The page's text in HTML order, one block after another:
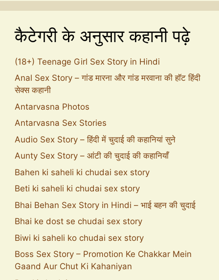
कैटेगरी के अनुसार कहानी पढ़े
(18+) Teenage Girl Sex Story in Hindi
Anal Sex Story – गांड मारना और गांड मरवाना की हॉट हिंदी
सेक्स कहानी
Antarvasna Photos
Antarvasna Sex Stories
Audio Sex Story – हिंदी में चुदाई की कहानियां सुने
Aunty Sex Story – आंटी की चुदाई की कहानियाँ
Bahen ki saheli ki chudai sex story
Beti ki saheli ki chudai sex story
Bhai Behan Sex Story in Hindi – भाई बहन की चुदाई
Bhai ke dost se chudai sex story
Biwi ki saheli ko chudai sex story
Boss Sex Story – Promotion Ke Chakkar Mein
Gaand Aur Chut Ki Kahaniyan